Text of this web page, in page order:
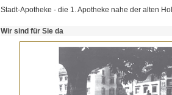
Stadt-Apotheke - die 1. Apotheke nahe der alten
Wir sind für Sie da